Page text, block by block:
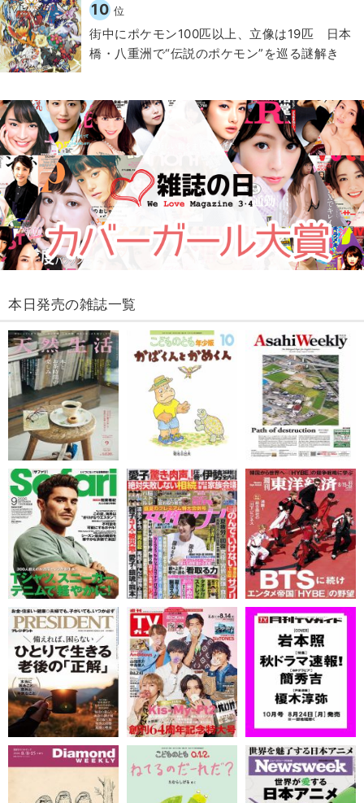
10 位
街中にポケモン100匹以上、立像は19匹 日本
橋・八重洲で“伝説のポケモン”を巡る謎解き
本日発売の雑誌一覧